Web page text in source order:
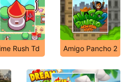
Rush Td Amigo Pancho 2